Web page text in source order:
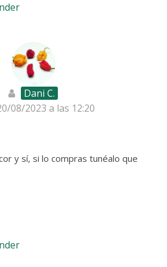
Dani C.
08/2023 a las 12:20
y sí, si lo compras tunéalo que